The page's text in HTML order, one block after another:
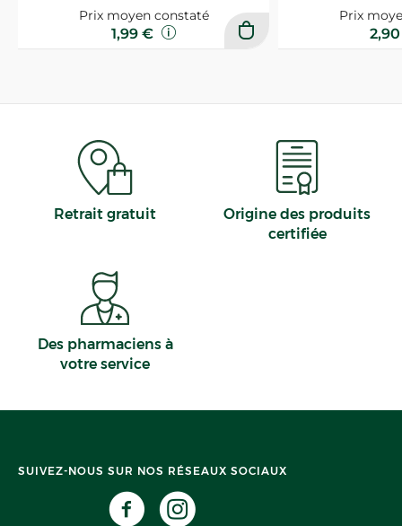
Prix moyen constaté
1,99 €
Prix
Retrait gratuit
Origine des produits
certifiée
Des pharmaciens à
votre service
SUIVEZ-NOUS SUR NOS RÉSEAUX SOCIAUX